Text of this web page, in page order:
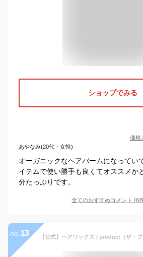
ショップでみる
価格
あやなみ(20代・女性)
オーガニックなヘアバームになってい
イテムで使い勝手も良くてオススメか
分たっぷりです。
全てのおすすめコメント (6
no. 13